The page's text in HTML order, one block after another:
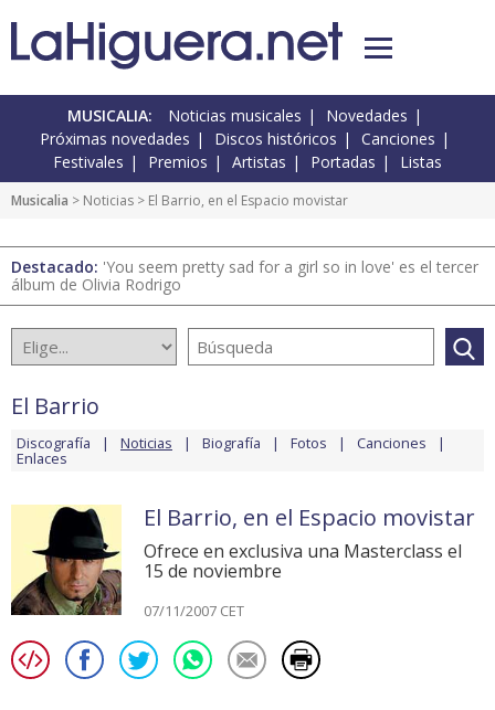
MUSICALIA: Noticias musicales
Novedades
Próximas novedades
Discos históricos
Canciones
Festivales
Premios Artistas Portadas Listas
Musicalia > Noticias > El Barrio, en el Espacio movistar
Destacado: 'You seem pretty sad for a girl so in love' es el tercer
álbum de Olivia Rodrigo
El Barrio
Discografía Noticias Biografía Fotos Canciones
Enlaces
El Barrio, en el Espacio movistar
Ofrece en exclusiva una Masterclass el
15 de noviembre
07/11/2007 CET